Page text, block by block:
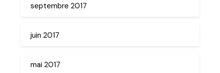
septembre 2017
juin 2017
mai 2017